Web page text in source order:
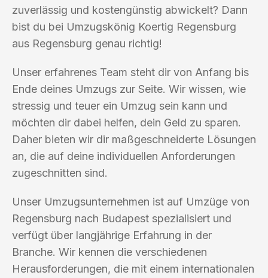
zuverlässig und kostengünstig abwickelt? Dann
bist du bei Umzugskönig Koertig Regensburg
aus Regensburg genau richtig!
Unser erfahrenes Team steht dir von Anfang bis
Ende deines Umzugs zur Seite. Wir wissen, wie
stressig und teuer ein Umzug sein kann und
möchten dir dabei helfen, dein Geld zu sparen.
Daher bieten wir dir maßgeschneiderte Lösungen
an, die auf deine individuellen Anforderungen
zugeschnitten sind.
Unser Umzugsunternehmen ist auf Umzüge von
Regensburg nach Budapest spezialisiert und
verfügt über langjährige Erfahrung in der
Branche. Wir kennen die verschiedenen
Herausforderungen, die mit einem internationalen